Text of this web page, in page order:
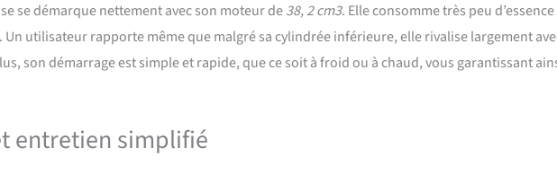
se démarque nettement avec son moteur de38, 2 cm3. Elle consomme très peu
utilisateur rapporte même que malgré sa cylindrée inférieure, elle rivalise largement
son démarrage est simple et rapide, que ce soit à froid ou à chaud, vous garantissant
entretien simplifié